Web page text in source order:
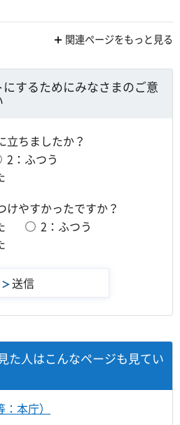
関連ページをもっと見る
するためにみなさまのご意
立ちましたか？
2：ふつう
けやすかったですか？
2：ふつう
た人はこんなページも見てい
本庁）